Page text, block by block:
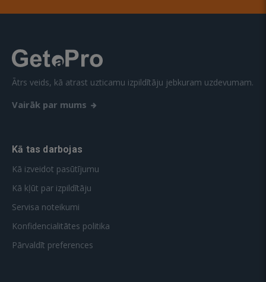
Ātrs veids, kā atrast uzticamu izpildītāju jebkuram uzdevumam.
Vairāk par mums
Kā tas darbojas
Kā izveidot pasūtījumu
Kā kļūt par izpildītāju
Servisa noteikumi
Konfidencialitātes politika
Pārvaldīt preferences